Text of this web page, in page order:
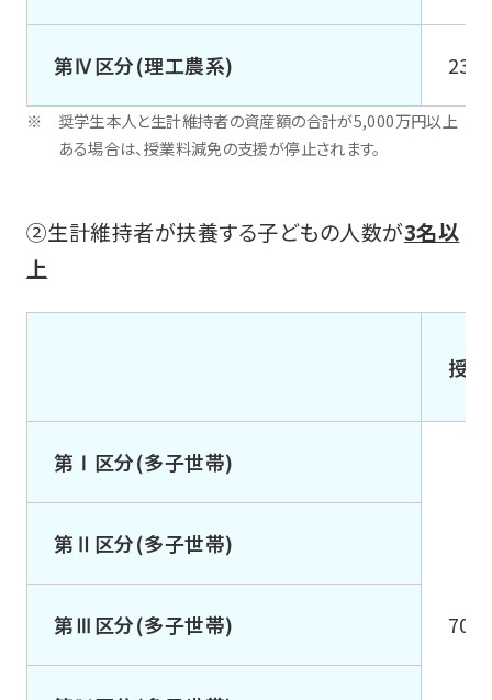
第Ⅳ区分(理工農系)
奨学生本人と生計維持者の資産額の合計が5,000万円以上
ある場合は、授業料減免の支援が停止されます。
②生計維持者が扶養する子どもの人数が3名以
上
授
第Ⅰ区分(多子世帯)
第Ⅱ区分(多子世帯)
第Ⅲ区分(多子世帯)